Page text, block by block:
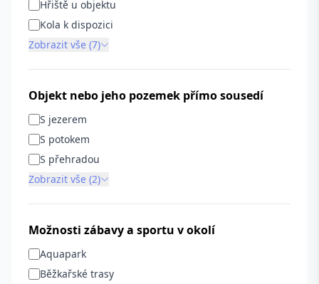
Hřiště u objektu
Kola k dispozici
Zobrazit vše (7)
Objekt nebo jeho pozemek přímo sousedí
S jezerem
S potokem
S přehradou
Zobrazit vše (2)
Možnosti zábavy a sportu v okolí
Aquapark
Běžkařské trasy